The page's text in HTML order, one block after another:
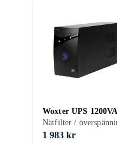
Woxter UPS 1200VA
1 983 kr